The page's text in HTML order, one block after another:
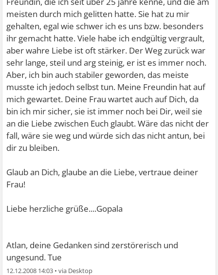
meisten durch mich gelitten hatte. Sie hat zu mir
gehalten, egal wie schwer ich es uns bzw. besonders
ihr gemacht hatte. Viele habe ich endgültig vergrault,
aber wahre Liebe ist oft stärker. Der Weg zurück war
sehr lange, steil und arg steinig, er ist es immer noch.
Aber, ich bin auch stabiler geworden, das meiste
musste ich jedoch selbst tun. Meine Freundin hat auf
mich gewartet. Deine Frau wartet auch auf Dich, da
bin ich mir sicher, sie ist immer noch bei Dir, weil sie
an die Liebe zwischen Euch glaubt. Wäre das nicht der
fall, wäre sie weg und würde sich das nicht antun, bei
dir zu bleiben.
Glaub an Dich, glaube an die Liebe, vertraue deiner
Frau!
Liebe herzliche grüße....Gopala
Atlan, deine Gedanken sind zerstörerisch und
ungesund. Tue
12.12.2008 14:03 •